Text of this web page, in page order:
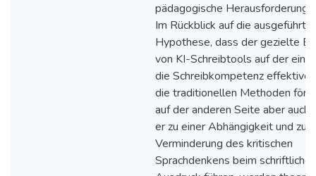
pädagogische
Im Rückblick auf die ausgeführte
Hypothese, dass der gezielte
von KI-Schreibtools auf der
die Schreibkompetenz
die traditionellen Methoden
auf der anderen Seite aber auch
er zu einer Abhängigkeit und zu
Verminderung des kritischen
Sprachdenkens beim schriftlichen